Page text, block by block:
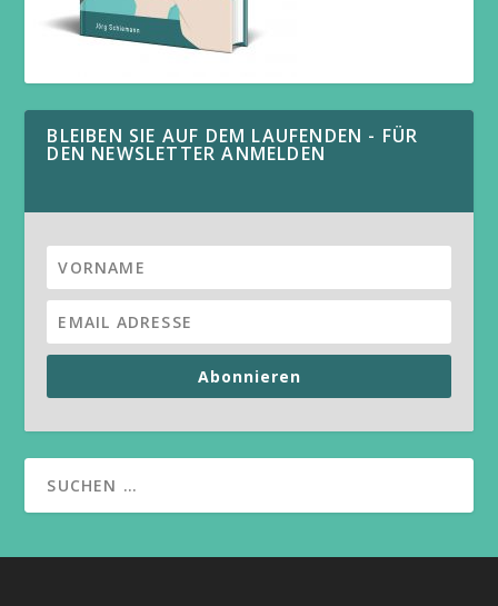
BLEIBEN SIE AUF DEM LAUFENDEN - FÜR
DEN NEWSLETTER ANMELDEN
Abonnieren